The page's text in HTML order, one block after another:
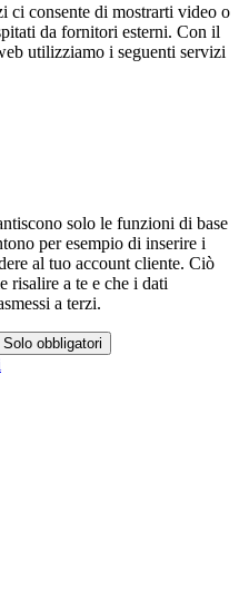
ci consente di mostrarti video o
da fornitori esterni. Con il
utilizziamo i seguenti servizi
solo le funzioni di base
per esempio di inserire i
al tuo account cliente. Ciò
risalire a te e che i dati
a terzi.
Solo obbligatori